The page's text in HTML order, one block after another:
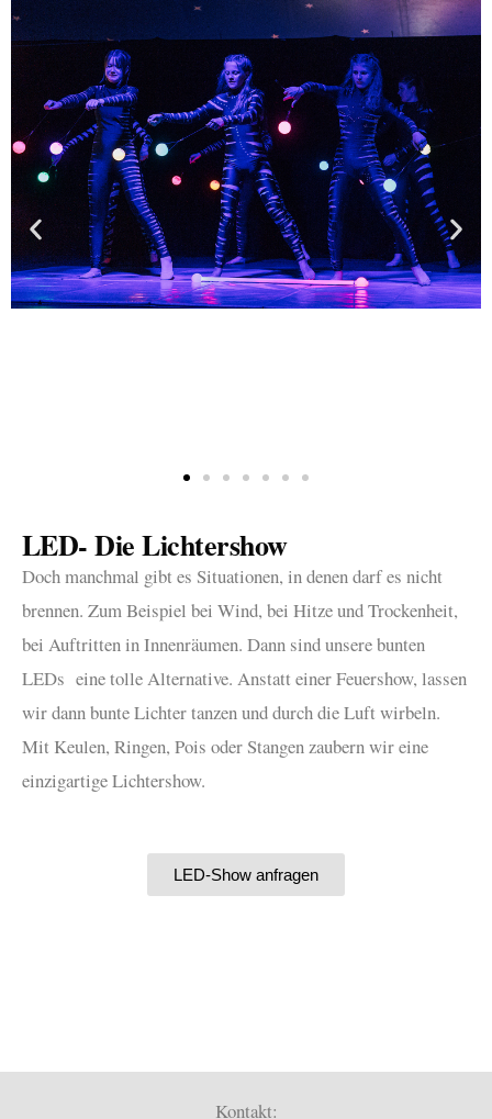
LED- Die Lichtershow
Doch manchmal gibt es Situationen, in denen darf es nicht
brennen. Zum Beispiel bei Wind, bei Hitze und Trockenheit,
bei Auftritten in Innenräumen. Dann sind unsere bunten
LEDs eine tolle Alternative. Anstatt einer Feuershow, lassen
wir dann bunte Lichter tanzen und durch die Luft wirbeln.
Mit Keulen, Ringen, Pois oder Stangen zaubern wir eine
einzigartige Lichtershow.
LED-Show anfragen
Kontakt: